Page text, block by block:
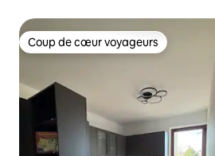
Coup de cœur voyageurs
Coup de cœur voyageurs